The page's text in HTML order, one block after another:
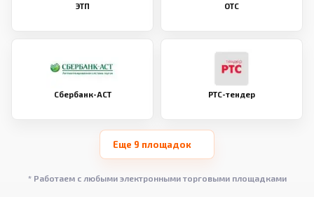
ЭТП ОТС
Сбербанк-АСТ РТС-тендер
Еще 9 площадок
* Работаем с любыми электронными торговыми площадками